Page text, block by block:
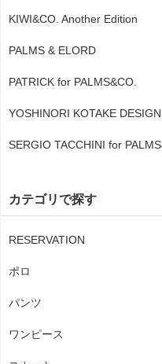
KIWI&CO. Another Edition
PALMS & ELORD
PATRICK for PALMS&CO.
YOSHINORI KOTAKE
SERGIO TACCHINI for
カテゴリで探す
RESERVATION
ポロ
パンツ
ワンピース